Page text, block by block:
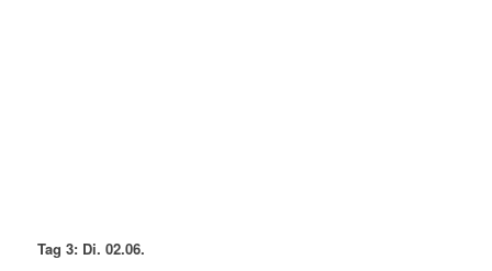
Tag 3: Di. 02.06.